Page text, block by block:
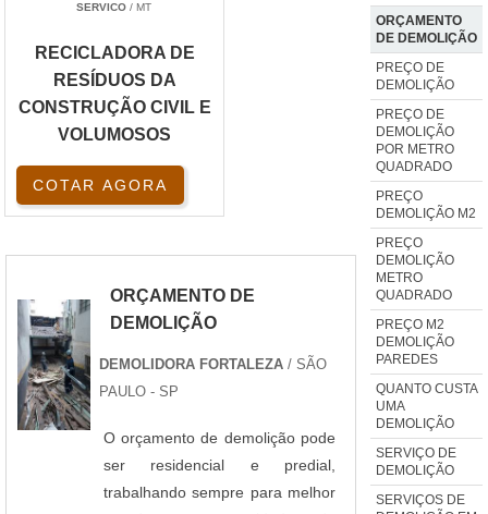
SERVICO / MT
RECICLADORA DE
RESÍDUOS DA
CONSTRUÇÃO CIVIL E
VOLUMOSOS
COTAR AGORA
ORÇAMENTO DE
DEMOLIÇÃO
DEMOLIDORA FORTALEZA / SÃO
PAULO - SP
O orçamento de demolição pode
ser residencial e predial,
trabalhando sempre para melhor
ORÇAMENTO
DE DEMOLIÇÃO
PREÇO DE
DEMOLIÇÃO
PREÇO DE
DEMOLIÇÃO
POR METRO
QUADRADO
PREÇO
DEMOLIÇÃO M2
PREÇO
DEMOLIÇÃO
METRO
QUADRADO
PREÇO M2
DEMOLIÇÃO
PAREDES
QUANTO CUSTA
UMA
DEMOLIÇÃO
SERVIÇO DE
DEMOLIÇÃO
SERVIÇOS DE